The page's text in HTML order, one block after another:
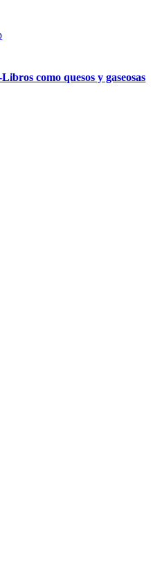
como quesos y gaseosas